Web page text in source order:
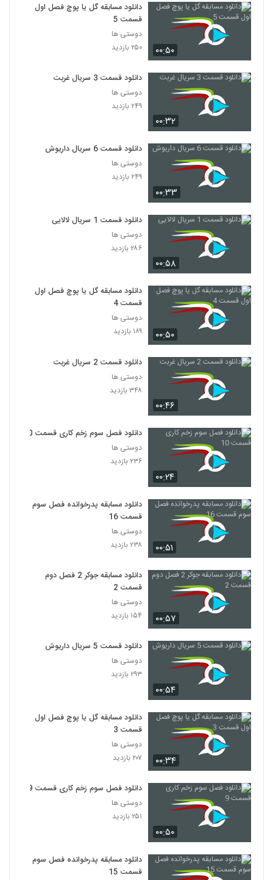
۰۰:۵۰
دانلود مسابقه گل یا پوچ فصل اول
قسمت 5
دوستی ها
۲۵۰ بازدید
۰۰:۳۲
دانلود قسمت 3 سریال غربت
دوستی ها
۲۴۹ بازدید
۰۰:۳۳
دانلود قسمت 6 سریال داریوش
دوستی ها
۲۴۹ بازدید
۰۰:۵۸
دانلود قسمت 1 سریال لالایی
دوستی ها
۲۸۶ بازدید
۰۰:۵۰
دانلود مسابقه گل یا پوچ فصل اول
قسمت 4
دوستی ها
۱۸۹ بازدید
۰۰:۴۶
دانلود قسمت 2 سریال غربت
دوستی ها
۳۴۸ بازدید
۰۰:۲۴
دانلود فصل سوم زخم کاری قسمت 10
دوستی ها
۲۳۶ بازدید
۰۰:۵۱
دانلود مسابقه پدرخوانده فصل سوم
قسمت 16
دوستی ها
۲۳۸ بازدید
۰۰:۵۷
دانلود مسابقه جوکر 2 فصل دوم
قسمت 2
دوستی ها
۱۵۴ بازدید
۰۰:۵۴
دانلود قسمت 5 سریال داریوش
دوستی ها
۲۹۳ بازدید
۰۰:۳۴
دانلود مسابقه گل یا پوچ فصل اول
قسمت 3
دوستی ها
۲۰۷ بازدید
۰۰:۵۰
دانلود فصل سوم زخم کاری قسمت 9
دوستی ها
۲۵۱ بازدید
دانلود مسابقه پدرخوانده فصل سوم
قسمت 15